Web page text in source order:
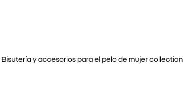
Bisutería y accesorios para el pelo de mujercollection